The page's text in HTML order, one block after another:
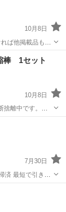
10月8日
おります。よろ
その他
棒 1セット
10月8日
の上、ご検討く
ます。よろしく
7月30日